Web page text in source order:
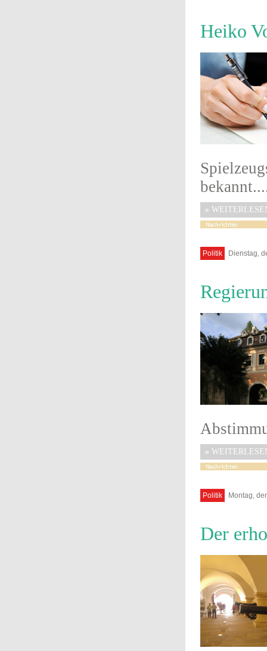
Heiko
»
Politik Dienstag,
»
Politik Montag,
Der